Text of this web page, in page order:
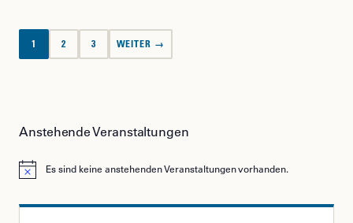
Seitennummerierung
der
1 2 3 WEITER →
Anstehende Veranstaltungen
HinweisEs sind keine anstehenden Veranstaltungen vorhanden.